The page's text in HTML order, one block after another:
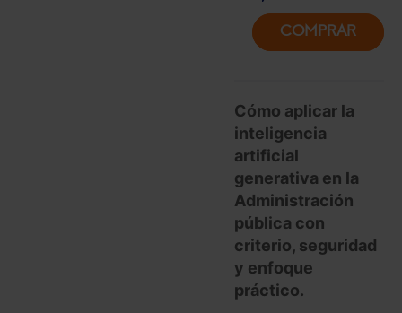
COMPRAR
Cómo aplicar la
inteligencia
artificial
generativa en la
Administración
pública con
criterio, seguridad
y enfoque
práctico.